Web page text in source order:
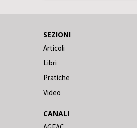
SEZIONI
Articoli
Libri
Pratiche
Video
CANALI